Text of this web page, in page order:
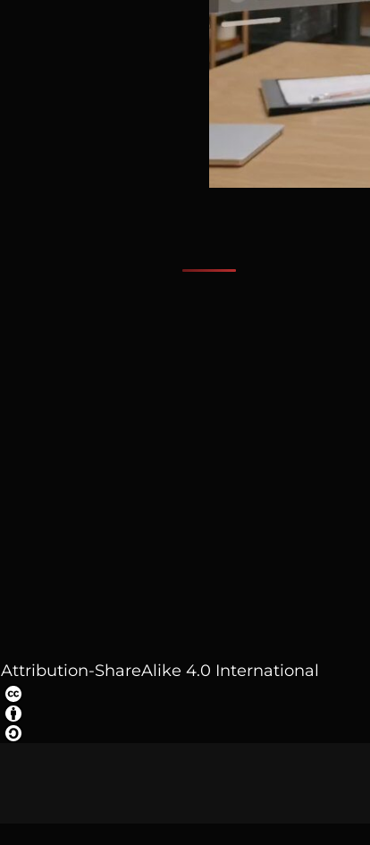
Attribution-ShareAlike 4.0 International